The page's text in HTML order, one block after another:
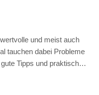
und meist auch
tauchen dabei Probleme
Tipps und praktisch…